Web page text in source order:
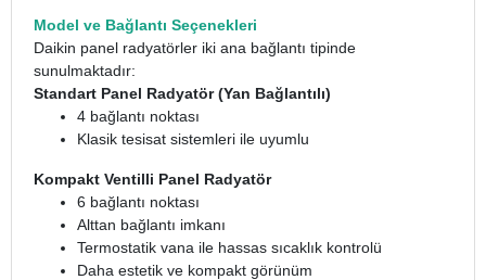
Model ve Bağlantı Seçenekleri
Daikin panel radyatörler iki ana bağlantı tipinde
sunulmaktadır:
Standart Panel Radyatör (Yan Bağlantılı)
4 bağlantı noktası
Klasik tesisat sistemleri ile uyumlu
Kompakt Ventilli Panel Radyatör
6 bağlantı noktası
Alttan bağlantı imkanı
Termostatik vana ile hassas sıcaklık kontrolü
Daha estetik ve kompakt görünüm